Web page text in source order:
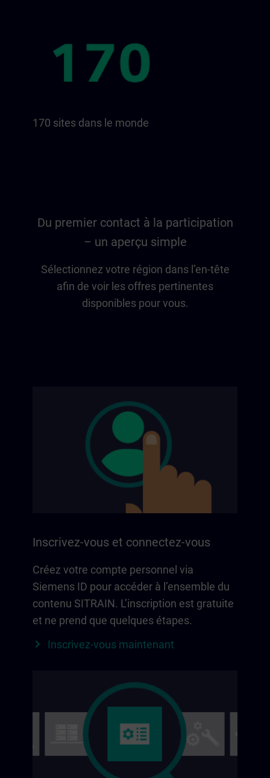
170 sites dans le monde
Du premier contact à la participation
– un aperçu simple
Sélectionnez votre région dans l’en-tête
afin de voir les offres pertinentes
disponibles pour vous.
Inscrivez-vous et connectez-vous
Créez votre compte personnel via
Siemens ID pour accéder à l’ensemble du
contenu SITRAIN. L’inscription est gratuite
et ne prend que quelques étapes.
Inscrivez-vous maintenant